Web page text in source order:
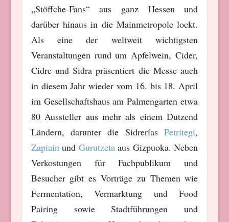
„Stöffche-Fans“ aus ganz Hessen und
darüber hinaus in die Mainmetropole lockt.
Als eine der weltweit wichtigsten
Veranstaltungen rund um Apfelwein, Cider,
Cidre und Sidra präsentiert die Messe auch
in diesem Jahr wieder vom 16. bis 18. April
im Gesellschaftshaus am Palmengarten etwa
80 Aussteller aus mehr als einem Dutzend
Ländern, darunter die SidreríasPetritegi,
Zapiainund Gurutzetaaus Gizpuoka. Neben
Verkostungen für Fachpublikum und
Besucher gibt es Vorträge zu Themen wie
Fermentation, Vermarktung und Food
Pairing sowie Stadtführungen und